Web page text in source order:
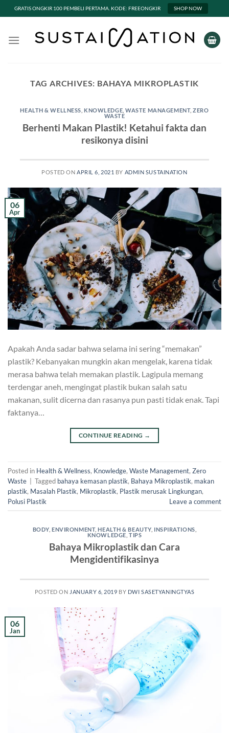
GRATIS ONGKIR 100 PEMBELI PERTAMA. KODE: FREEONGKIR SHOP NOW
TAG ARCHIVES: BAHAYA MIKROPLASTIK
HEALTH & WELLNESS KNOWLEDGE ,WASTE MANAGEMENT,ZERO
WASTE
Berhenti Makan Plastik! Ketahui fakta dan
resikonya disini
POSTED ON APRIL 6, 2021 BY ADMIN SUSTAINATION
06
Apr
Apakah Anda sadar bahwa selama ini sering “memakan”
plastik? Kebanyakan mungkin akan mengelak, karena tidak
merasa bahwa telah memakan plastik. Lagipula memang
terdengar aneh, mengingat plastik bukan salah satu
makanan, sulit dicerna dan rasanya pun pasti tidak enak. Tapi
faktanya…
CONTINUE READING →
Posted in Health & Wellness, Knowledge, Waste Management, Zero
Waste
Tagged bahaya kemasan plastik, Bahaya Mikroplastik, makan
plastik, Masalah Plastik, Mikroplastik, Plastik merusak Lingkungan,
Polusi Plastik
Leave a comment
BODY ,ENVIRONMENT,HEALTH & BEAUTY, INSPIRATIONS
KNOWLEDGE TIPS
Bahaya Mikroplastik dan Cara
Mengidentifikasinya
POSTED ON JANUARY 6, 2019 BY DWI SASETYANINGTYAS
06
Jan